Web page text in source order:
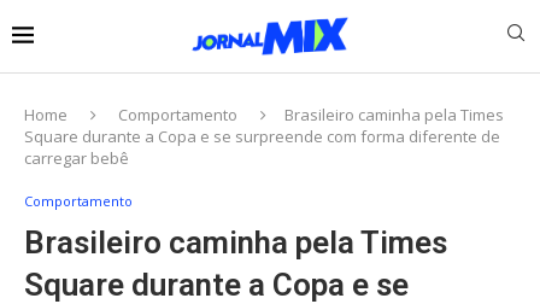
Home Comportamento
Brasileiro caminha pela Times
Square durante a Copa e se surpreende com forma diferente de
carregar bebê
Comportamento
Brasileiro caminha pela Times
Square durante a Copa e se